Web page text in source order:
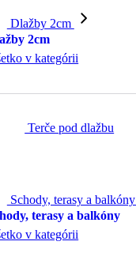
Dlažby 2cm
2cm
v kategórii
Terče pod dlažbu
Schody, terasy a balkóny
terasy a balkóny
v kategórii